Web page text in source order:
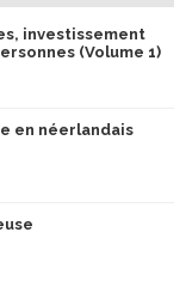
investissement
(Volume 1)
en néerlandais